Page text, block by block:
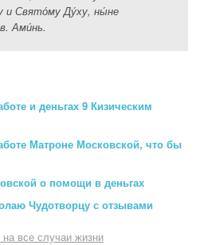
и Свято́му Ду́ху, ны́не
Ами́нь.
и деньгах 9 Кизическим
Матроне Московской, что бы
о помощи в деньгах
Чудотворцу с отзывами
все случаи жизни